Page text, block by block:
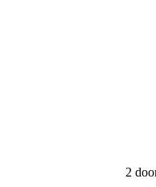
2